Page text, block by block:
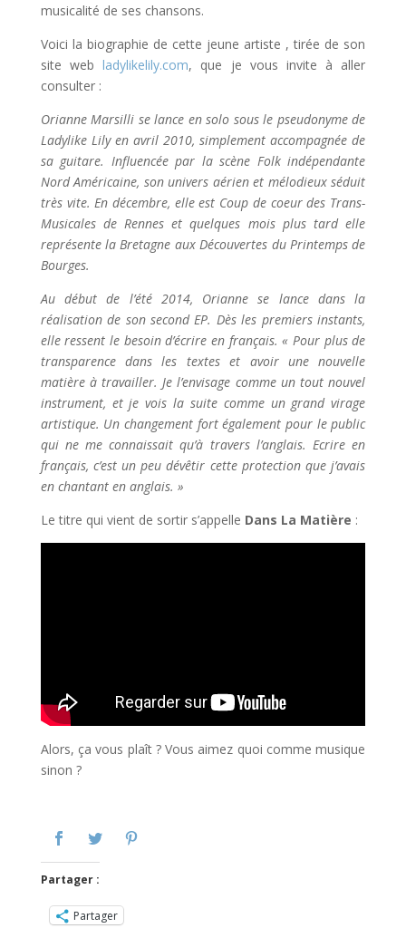
musicalité de ses chansons.
Voici la biographie de cette jeune artiste , tirée de son
site webladylikelily.com, que je vous invite à aller
consulter :
Orianne Marsilli se lance en solo sous le pseudonyme de
Ladylike Lily en avril 2010, simplement accompagnée de
sa guitare. Influencée par la scène Folk indépendante
Nord Américaine, son univers aérien et mélodieux séduit
très vite. En décembre, elle est Coup de coeur des Trans-
Musicales de Rennes et quelques mois plus tard elle
représente la Bretagne aux Découvertes du Printemps de
Bourges.
Au début de l’été 2014, Orianne se lance dans la
réalisation de son second EP. Dès les premiers instants,
elle ressent le besoin d’écrire en français. « Pour plus de
transparence dans les textes et avoir une nouvelle
matière à travailler. Je l’envisage comme un tout nouvel
instrument, et je vois la suite comme un grand virage
artistique. Un changement fort également pour le public
qui ne me connaissait qu’à travers l’anglais. Ecrire en
français, c’est un peu dévêtir cette protection que j’avais
en chantant en anglais. »
Le titre qui vient de sortir s’appelle Dans La Matière :
Alors, ça vous plaît ? Vous aimez quoi comme musique
sinon ?
Partager :
Partager